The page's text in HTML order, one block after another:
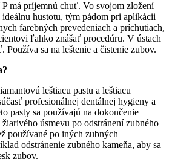
má príjemnú chuť. Vo svojom zložení
ideálnu hustotu, tým pádom pri aplikácii
farebných prevedeniach a príchutiach,
ľahko znášať procedúru. V ústach
Používa sa na leštenie a čistenie zubov.
leštiacu pastu a leštiacu
profesionálnej dentálnej hygieny a
pasty sa používajú na dokončenie
úsmevu po odstránení zubného
používané po iných zubných
odstránenie zubného kameňa, aby sa
zubov.